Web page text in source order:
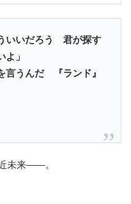
いいだろう 君が探す
よ」
言うんだ 『ランド』
未来――。